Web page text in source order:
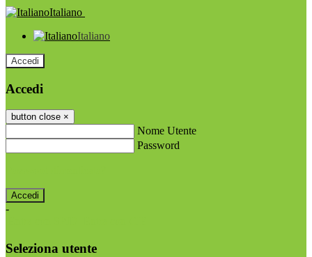
Italiano
Italiano
Accedi
Accedi
button close ×
Nome Utente
Password
-
Seleziona utente